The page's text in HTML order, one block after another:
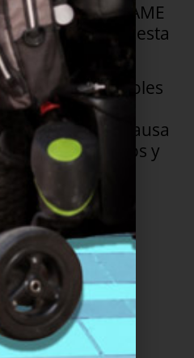
a Coles x la AME
la historia de esta
a la red de Coles
Juntos
a nuestra causa
todos los niños y
muscular
el dossier